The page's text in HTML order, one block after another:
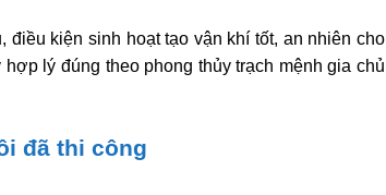
kiện sinh hoạt tạo vận khí tốt, an nhiên cho
lý đúng theo phong thủy trạch mệnh gia chủ
đã thi công